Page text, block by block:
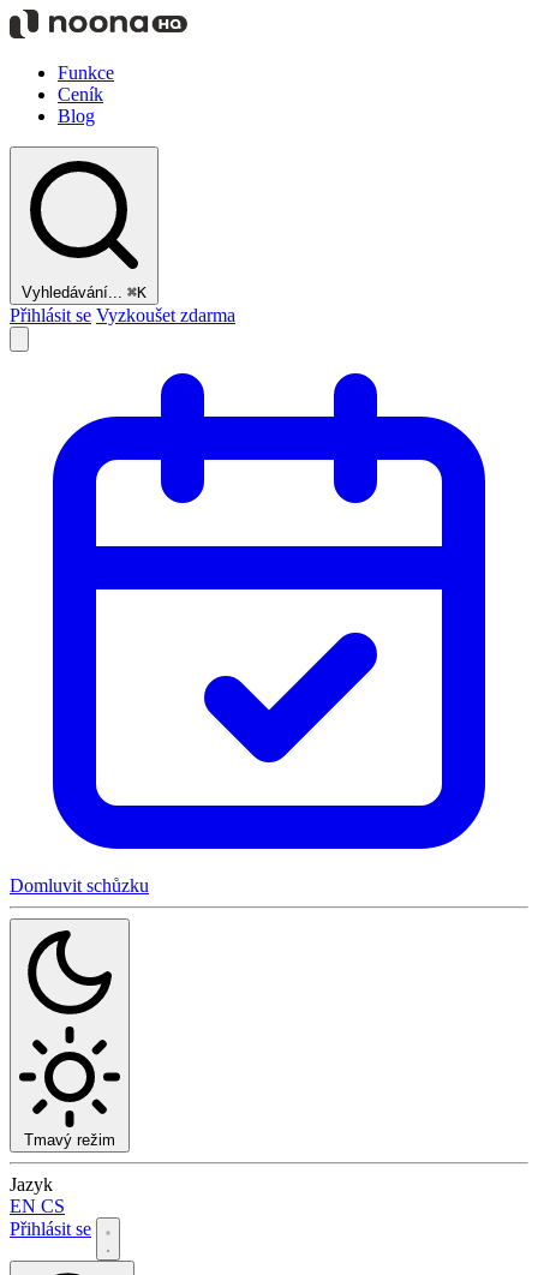
Funkce
Ceník
Blog
Vyhledávání... ⌘K
Přihlásit se Vyzkoušet zdarma
Domluvit schůzku
Tmavý režim
Jazyk
EN CS
Přihlásit se